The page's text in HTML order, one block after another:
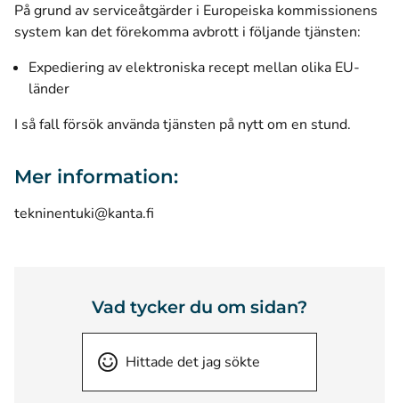
På grund av serviceåtgärder i Europeiska kommissionens
system kan det förekomma avbrott i följande tjänsten:
Expediering av elektroniska recept mellan olika EU-
länder
I så fall försök använda tjänsten på nytt om en stund.
Mer information:
tekninentuki@kanta.fi
Vad tycker du om sidan?
Hittade det jag sökte